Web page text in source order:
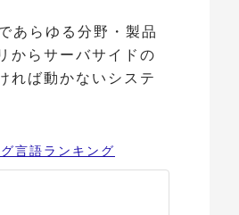
あらゆる分野・製品
からサーバサイドの
れば動かないシステ
言語ランキング